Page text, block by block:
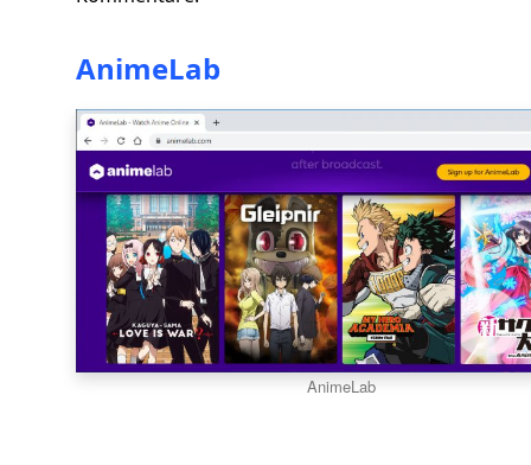
AnimeLab
AnimeLab